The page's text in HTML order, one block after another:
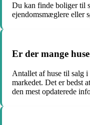
Du kan finde boliger til
ejendomsmæglere eller
Er der mange
Antallet af huse til salg
markedet. Det er bedst
den mest opdaterede